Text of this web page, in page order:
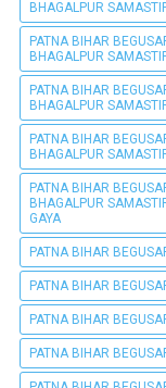
BHAGALPUR
PATNA BIHAR
BHAGALPUR
PATNA BIHAR
BHAGALPUR
PATNA BIHAR
BHAGALPUR
PATNA BIHAR
BHAGALPUR
GAYA
PATNA BIHAR
PATNA BIHAR
PATNA BIHAR
PATNA BIHAR